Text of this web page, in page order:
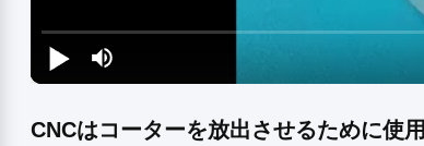
CNCはコーターを放出させるために使